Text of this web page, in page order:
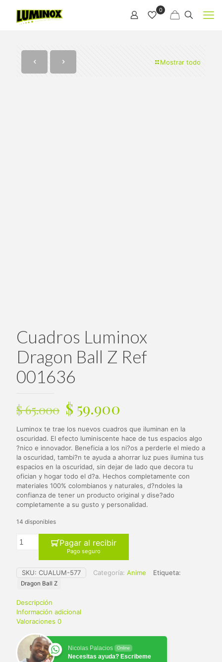
0
Mostrar todo
Cuadros Luminox
Dragon Ball Z Ref
001636
$65.000 El
precio
original
era:
$ 65.000.
$ 59.900
precio
actual
es:
$ 59.900.
Luminox te trae los nuevos cuadros que iluminan en la
oscuridad. El efecto luminiscente hace de tus espacios algo
?nico e innovador. Beneficia a los ni?os a perderle el miedo a
la oscuridad, tambi?n te ayuda a ahorrar luz pues ilumina tus
espacios en la oscuridad, sin dejar de lado que decora tu
ofician y hogar todo el d?a. Hechos completamente con
materiales 100% colombianos y naturales, d?ndoles la
confianza de tener un producto original y dise?ado
completamente a su gusto y personalidad.
14 disponibles
Pagar al recibir
Pago seguro
SKU: CUALUM-577 Categoría: Anime Etiqueta:
Dragon Ball Z
Descripción
Información adicional
Valoraciones 0
Nicolas Palacios Online
Necesitas ayuda? Escribeme